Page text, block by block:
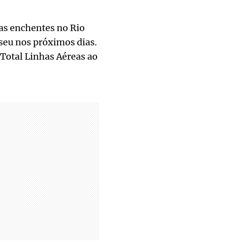
enchentes no Rio
nos próximos dias.
Linhas Aéreas ao